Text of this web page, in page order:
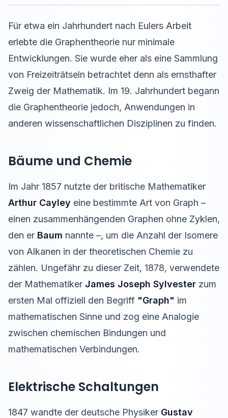
Für etwa ein Jahrhundert nach Eulers Arbeit
erlebte die Graphentheorie nur minimale
Entwicklungen. Sie wurde eher als eine Sammlung
von Freizeiträtseln betrachtet denn als ernsthafter
Zweig der Mathematik. Im 19. Jahrhundert begann
die Graphentheorie jedoch, Anwendungen in
anderen wissenschaftlichen Disziplinen zu finden.
Bäume und Chemie
Im Jahr 1857 nutzte der britische Mathematiker
Arthur Cayley eine bestimmte Art von Graph –
einen zusammenhängenden Graphen ohne Zyklen,
den er Baum nannte –, um die Anzahl der Isomere
von Alkanen in der theoretischen Chemie zu
zählen. Ungefähr zu dieser Zeit, 1878, verwendete
der Mathematiker James Joseph Sylvester zum
ersten Mal offiziell den Begriff "Graph" im
mathematischen Sinne und zog eine Analogie
zwischen chemischen Bindungen und
mathematischen Verbindungen.
Elektrische Schaltungen
1847 wandte der deutsche Physiker Gustav